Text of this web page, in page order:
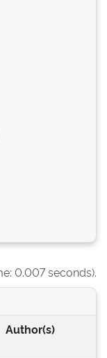
0.007 seconds).
Author(s)